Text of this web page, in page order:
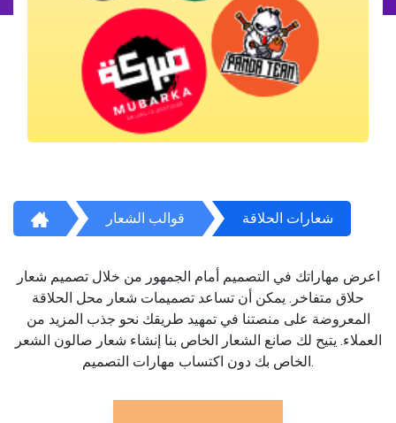
قوالب الشعار شعارات الحلاقة
اعرض مهاراتك في التصميم أمام الجمهور من خلال تصميم شعار
حلاق متفاخر. يمكن أن تساعد تصميمات شعار محل الحلاقة
المعروضة على منصتنا في تمهيد طريقك نحو جذب المزيد من
العملاء. يتيح لك صانع الشعار الخاص بنا إنشاء شعار صالون الشعر
الخاص بك دون اكتساب مهارات التصميم.